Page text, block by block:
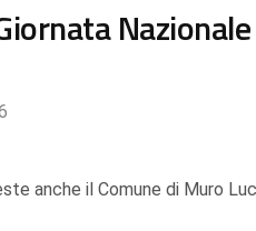
anche il Comune di Muro